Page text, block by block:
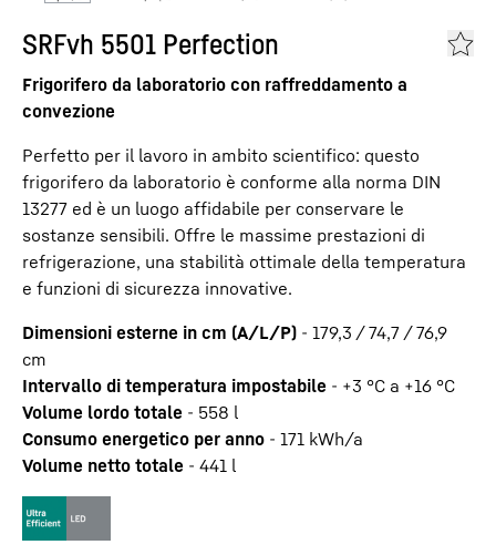
SRFvh 5501 Perfection
Frigorifero da laboratorio con raffreddamento a
convezione
Perfetto per il lavoro in ambito scientifico: questo
frigorifero da laboratorio è conforme alla norma DIN
13277 ed è un luogo affidabile per conservare le
sostanze sensibili. Offre le massime prestazioni di
refrigerazione, una stabilità ottimale della temperatura
e funzioni di sicurezza innovative.
Dimensioni esterne in cm (A/L/P) - 179,3 / 74,7 / 76,9
cm
Intervallo di temperatura impostabile - +3 °C a +16 °C
Volume lordo totale - 558 l
Consumo energetico per anno - 171 kWh/a
Volume netto totale - 441 l